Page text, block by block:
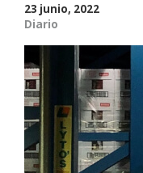
23 junio, 2022
Diario